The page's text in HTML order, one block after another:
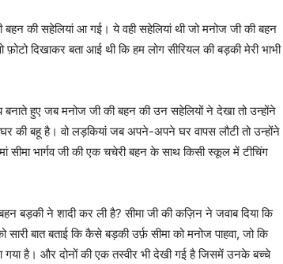
की सहेलियां आ गई। ये वही सहेलियां थी जो मनोज जी की बहन
दिखाकर बता आई थी कि हम लोग सीरियल की बड़की मेरी भाभी
हुए जब मनोज जी की बहन की उन सहेलियों ने देखा तो उन्होंने
की बहू है। वो लड़कियां जब अपने-अपने घर वापस लौटी तो उन्होंने
भार्गव जी की एक चचेरी बहन के साथ किसी स्कूल में टीचिंग
बड़की ने शादी कर ली है? सीमा जी की कज़िन ने जवाब दिया कि
बात बताई कि कैसे बड़की उर्फ़ सीमा को मनोज पाहवा, जो कि
है। और दोनों की एक तस्वीर भी देखी गई है जिसमें उनके बच्चे